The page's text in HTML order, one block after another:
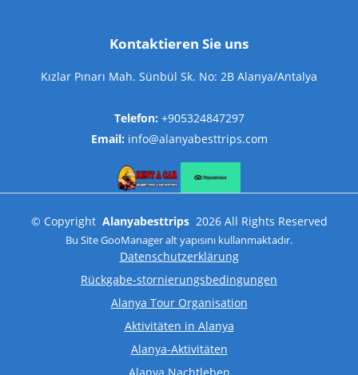
Kontaktieren Sie uns
Kızlar Pınarı Mah. Sünbül Sk. No: 2B Alanya/Antalya
Telefon: +905324847297
Email: info@alanyabesttrips.com
© Copyright Alanyabesttrips 2026 All Rights Reserved
Bu SiteGooManageralt yapısını kullanmaktadır.
Datenschutzerklärung
Rückgabe-stornierungsbedingungen
Alanya Tour Organisation
Aktivitäten in Alanya
Alanya-Aktivitäten
Alanya Nachtleben